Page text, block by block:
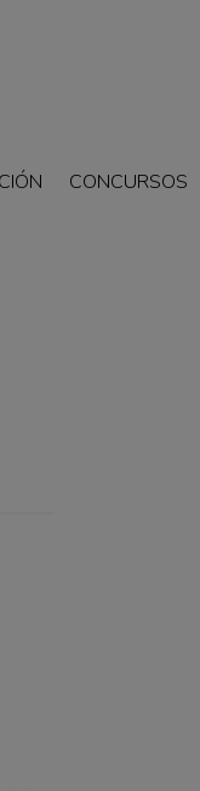
CONCURSOS